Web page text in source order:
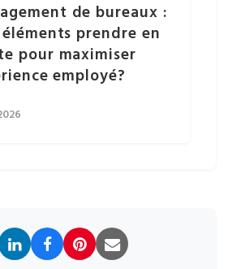
de bureaux :
prendre en
pour maximiser
employé?